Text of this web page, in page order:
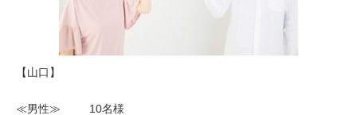
【山口】
≪男性≫ 10名様